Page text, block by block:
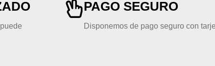
PAGO SEGURO
Disponemos de pago seguro con